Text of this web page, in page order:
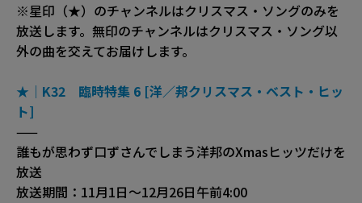
※星印（★）のチャンネルはクリスマス・ソングのみを
放送します。無印のチャンネルはクリスマス・ソング以
外の曲を交えてお届けします。
★｜K32 臨時特集 6 [洋／邦クリスマス・ベスト・ヒッ
ト]
——
誰もが思わず口ずさんでしまう洋邦のXmasヒッツだけを
放送
放送期間：11月1日〜12月26日午前4:00